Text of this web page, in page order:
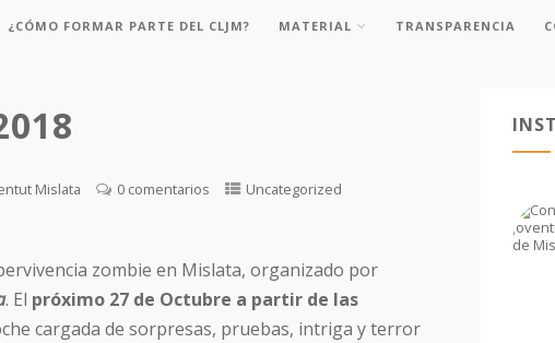
¿CÓMO FORMAR PARTE DEL CLJM? MATERIAL TRANSPARENCIA
Mislata 0 comentarios Uncategorized
zombie en Mislata, organizado por
. El próximo 27 de Octubre a partir de las
cargada de sorpresas, pruebas, intriga y terror